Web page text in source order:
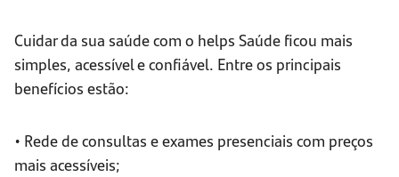
Cuidar da sua saúde com o helps Saúde ficou mais
simples, acessível e confiável. Entre os principais
benefícios estão:
• Rede de consultas e exames presenciais com preços
mais acessíveis;